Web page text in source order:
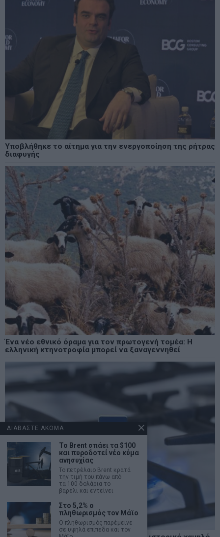
Υποβλήθηκε το αίτημα για την ενεργοποίηση της ρήτρας
διαφυγής
Ένα νέο εθνικό όραμα για τον πρωτογενή τομέα: Η
ελληνική κτηνοτροφία μπορεί να ξαναγεννηθεί
ΔΙΑΒΑΣΤΕ ΑΚΟΜΑ
Το Brent σπάει τα $100
και πυροδοτεί νέο κύμα
ανησυχίας
Το πετρέλαιο Brent κρατά
την τιμή του πάνω από
τα 100 δολάρια το
βαρέλι και εντείνει
Στο 5,2% ο
πληθωρισμός τον Μάϊο
Ο πληθωρισμός παρέμεινε
σε υψηλά επίπεδα και τον